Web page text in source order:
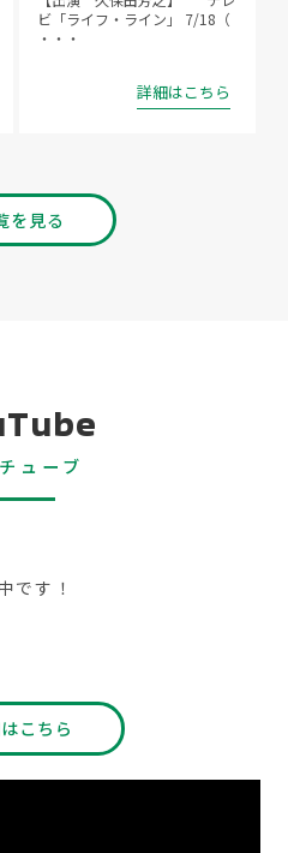
ビ「ライフ・ライン」 7/18（
・・・
詳細はこちら
を見る
ューブ
です！
こちら